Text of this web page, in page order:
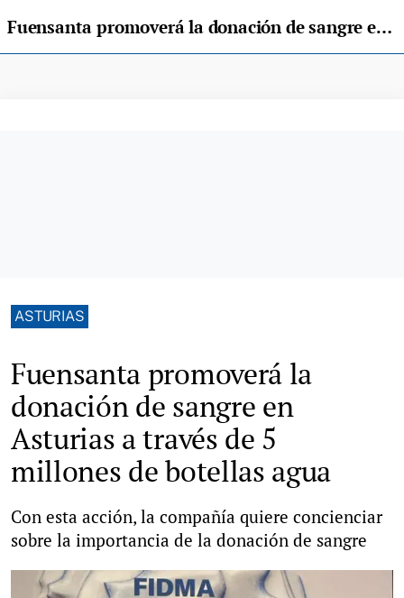
Fuensanta promoverá la donación de sangre en Asturias a través de 5 millones de botellas agua
ASTURIAS
Fuensanta promoverá la
donación de sangre en
Asturias a través de 5
millones de botellas agua
Con esta acción, la compañía quiere concienciar
sobre la importancia de la donación de sangre